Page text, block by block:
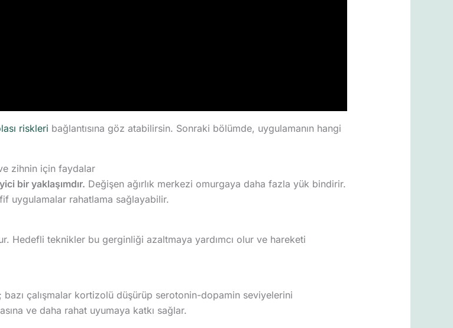
riskleri bağlantısına göz atabilirsin. Sonraki bölümde, uygulamanın hangi
zihnin için faydalar
bir yaklaşımdır. Değişen ağırlık merkezi omurgaya daha fazla yük bindirir.
uygulamalar rahatlama sağlayabilir.
Hedefli teknikler bu gerginliği azaltmaya yardımcı olur ve hareketi
çalışmalar kortizolü düşürüp serotonin-dopamin seviyelerini
ve daha rahat uyumaya katkı sağlar.